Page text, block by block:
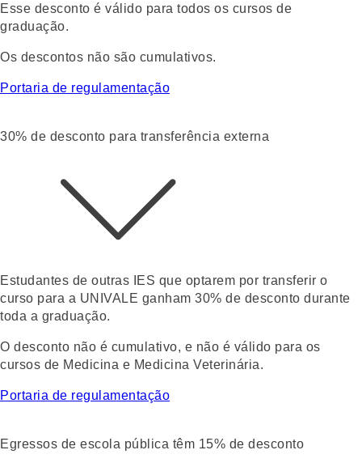
Esse desconto é válido para todos os cursos de
graduação.
Os descontos não são cumulativos.
Portaria de regulamentação
30% de desconto para transferência externa
Estudantes de outras IES que optarem por transferir o
curso para a UNIVALE ganham 30% de desconto durante
toda a graduação.
O desconto não é cumulativo, e não é válido para os
cursos de Medicina e Medicina Veterinária.
Portaria de regulamentação
Egressos de escola pública têm 15% de desconto